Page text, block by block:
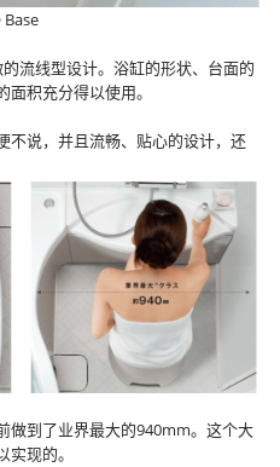
流线型设计。浴缸的形状、台面的
积充分得以使用。
不说，并且流畅、贴心的设计，还
做到了业界最大的940mm。这个大
现的。